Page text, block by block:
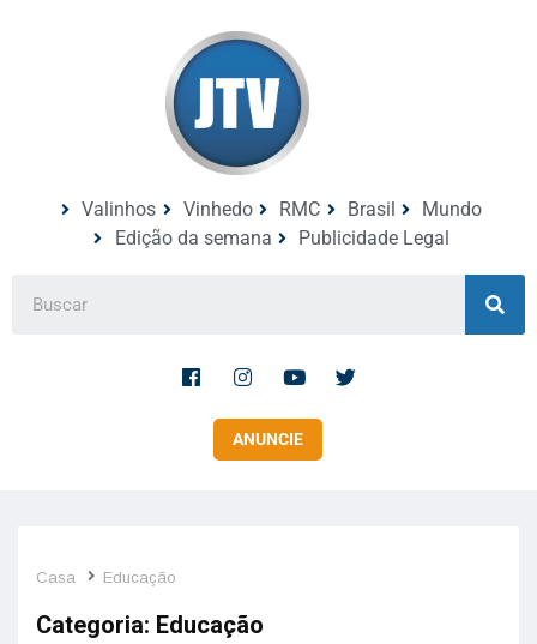
Valinhos Vinhedo RMC Brasil
Mundo
Edição da semana
Publicidade Legal
ANUNCIE
Casa Educação
Categoria: Educação